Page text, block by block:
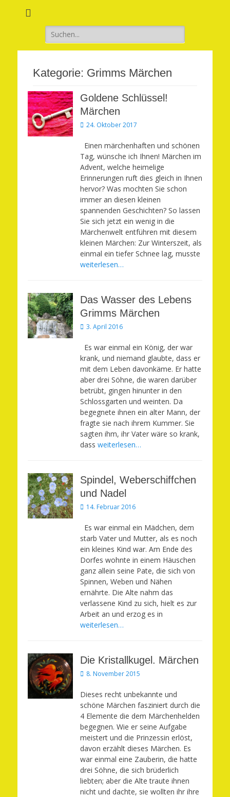
Suchen
nach:
Kategorie: Grimms Märchen
Goldene Schlüssel!
Märchen
Veröffentlicht
24. Oktober 2017
Einen märchenhaften und schönen
Tag, wünsche ich Ihnen! Märchen im
Advent, welche heimelige
Erinnerungen ruft dies gleich in Ihnen
hervor? Was mochten Sie schon
immer an diesen kleinen
spannenden Geschichten? So lassen
Sie sich jetzt ein wenig in die
Märchenwelt entführen mit diesem
kleinen Märchen: Zur Winterszeit, als
einmal ein tiefer Schnee lag, musste
weiterlesen…
Das Wasser des Lebens
Grimms Märchen
Veröffentlicht
3. April 2016
Es war einmal ein König, der war
krank, und niemand glaubte, dass er
mit dem Leben davonkäme. Er hatte
aber drei Söhne, die waren darüber
betrübt, gingen hinunter in den
Schlossgarten und weinten. Da
begegnete ihnen ein alter Mann, der
fragte sie nach ihrem Kummer. Sie
sagten ihm, ihr Vater wäre so krank,
dass weiterlesen…
Spindel, Weberschiffchen
und Nadel
Veröffentlicht
14. Februar 2016
Es war einmal ein Mädchen, dem
starb Vater und Mutter, als es noch
ein kleines Kind war. Am Ende des
Dorfes wohnte in einem Häuschen
ganz allein seine Pate, die sich von
Spinnen, Weben und Nähen
ernährte. Die Alte nahm das
verlassene Kind zu sich, hielt es zur
Arbeit an und erzog es in
weiterlesen…
Die Kristallkugel. Märchen
Veröffentlicht
8. November 2015
Dieses recht unbekannte und
schöne Märchen fasziniert durch die
4 Elemente die dem Märchenhelden
begegnen. Wie er seine Aufgabe
meistert und die Prinzessin erlöst,
davon erzählt dieses Märchen. Es
war einmal eine Zauberin, die hatte
drei Söhne, die sich brüderlich
liebten; aber die Alte traute ihnen
nicht und dachte, sie wollten ihr ihre